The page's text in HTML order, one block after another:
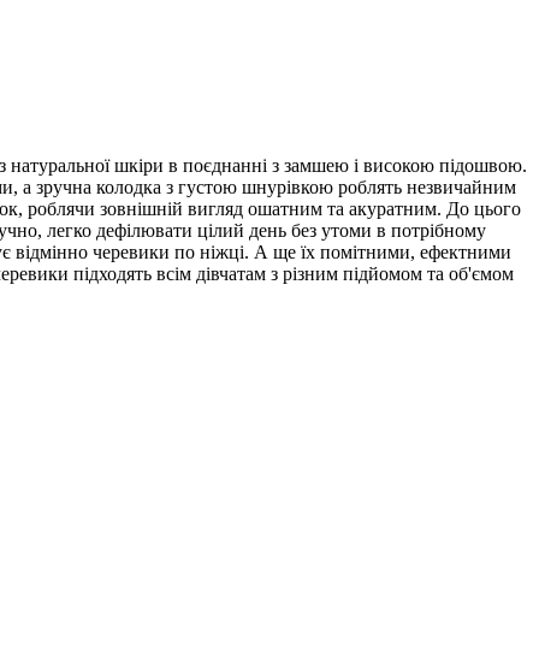
натуральної шкіри в поєднанні з замшею і високою підошвою.
а зручна колодка з густою шнурівкою роблять незвичайним
роблячи зовнішній вигляд ошатним та акуратним. До цього
легко дефілювати цілий день без утоми в потрібному
відмінно черевики по ніжці. А ще їх помітними, ефектними
підходять всім дівчатам з різним підйомом та об'ємом